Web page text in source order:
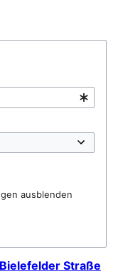
ausblenden
Bielefelder Straße